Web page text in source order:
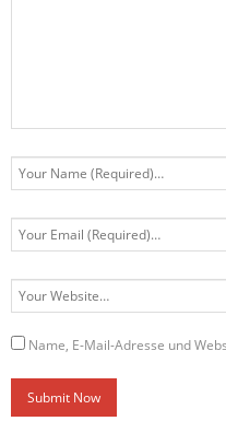
Name, E-Mail-Adresse und